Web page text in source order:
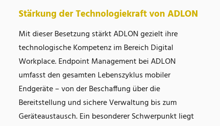
Stärkung der Technologiekraft von ADLON
Mit dieser Besetzung stärkt ADLON gezielt ihre
technologische Kompetenz im Bereich Digital
Workplace. Endpoint Management bei ADLON
umfasst den gesamten Lebenszyklus mobiler
Endgeräte – von der Beschaffung über die
Bereitstellung und sichere Verwaltung bis zum
Geräteaustausch. Ein besonderer Schwerpunkt liegt